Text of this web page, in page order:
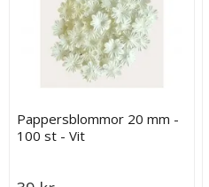
Pappersblommor 20 mm -
100 st - Vit